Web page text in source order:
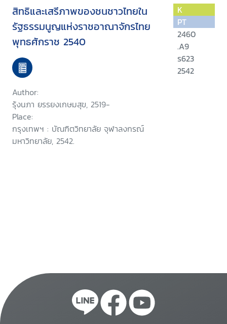
สิทธิและเสรีภาพของชนชาวไทยใน
รัฐธรรมนูญแห่งราชอาณาจักรไทย
พุทธศักราช 2540
Author:
รุ้งนภา ยรรยงเกษมสุข, 2519-
Place:
กรุงเทพฯ : บัณฑิตวิทยาลัย จุฬาลงกรณ์
มหาวิทยาลัย, 2542.
K
PT
2460
.A9
ร623
2542